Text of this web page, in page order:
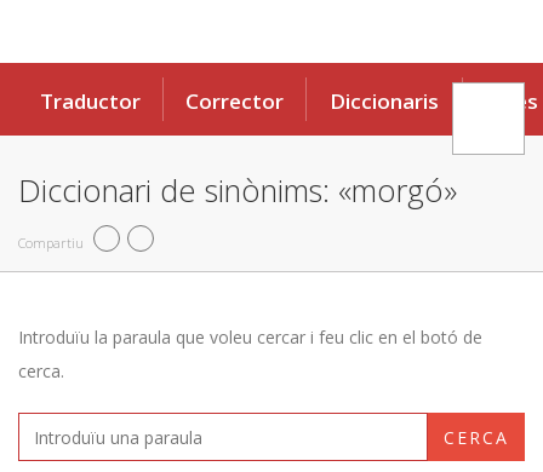
Traductor Corrector Diccionaris Eines
Diccionari de sinònims: «morgó»
Compartiu
Introduïu la paraula que voleu cercar i feu clic en el botó de
cerca.
CERCA